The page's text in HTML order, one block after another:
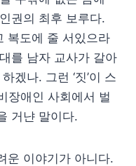
권의 최후 보루다.
복도에 줄 서있으라
를 남자 교사가 갈아
겠나. 그런 ‘짓’이 스
장애인 사회에서 벌
거냔 말이다.
운 이야기가 아니다.